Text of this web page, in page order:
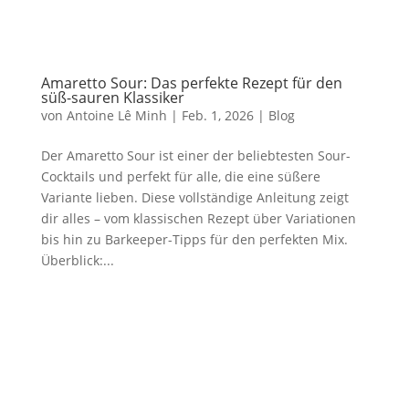
Amaretto Sour: Das perfekte Rezept für den
süß-sauren Klassiker
von Antoine Lê Minh | Feb. 1, 2026| Blog
Der Amaretto Sour ist einer der beliebtesten Sour-
Cocktails und perfekt für alle, die eine süßere
Variante lieben. Diese vollständige Anleitung zeigt
dir alles – vom klassischen Rezept über Variationen
bis hin zu Barkeeper-Tipps für den perfekten Mix.
Überblick:...